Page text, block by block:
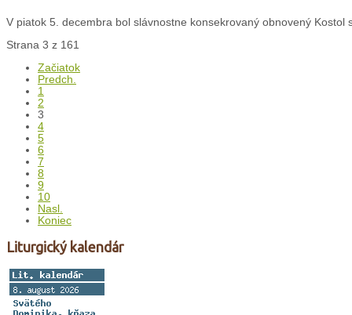
V piatok 5. decembra bol slávnostne konsekrovaný obnovený Kostol
Strana 3 z 161
Začiatok
Predch.
1
2
3
4
5
6
7
8
9
10
Nasl.
Koniec
Liturgický kalendár